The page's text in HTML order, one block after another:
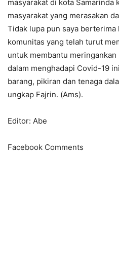
masyarakat di kota Samarinda
masyarakat yang merasakan
Tidak lupa pun saya
komunitas yang telah turut
untuk membantu meringankan
dalam menghadapi Covid-19
barang, pikiran dan tenaga
ungkap Fajrin. (Ams).
Editor: Abe
Facebook Comments